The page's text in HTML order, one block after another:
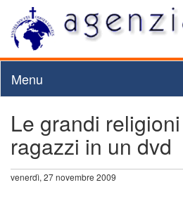
Menu
Le grandi
ragazzi in un dvd
venerdì, 27 novembre 2009